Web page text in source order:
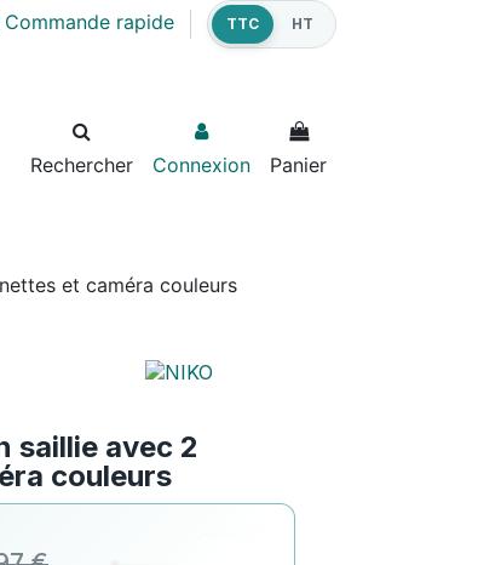
Commande rapide TTC HT
Rechercher Connexion Panier
et caméra couleurs
saillie avec 2
couleurs